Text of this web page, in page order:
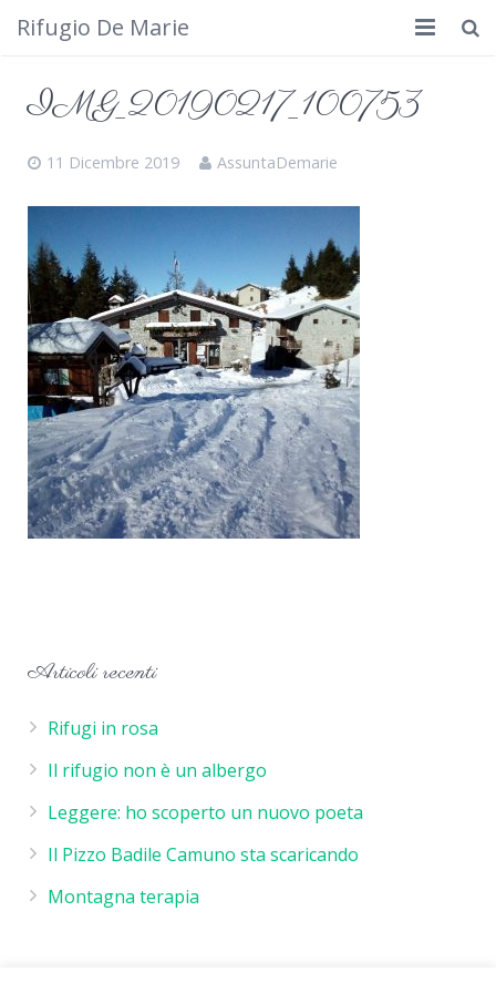
Rifugio De Marie
Calendario
Foto
Cimbergo da vedere
Contatti
IMG_20190217_100753
11 Dicembre 2019 AssuntaDemarie
Articoli recenti
Rifugi in rosa
Il rifugio non è un albergo
Leggere: ho scoperto un nuovo poeta
Il Pizzo Badile Camuno sta scaricando
Montagna terapia